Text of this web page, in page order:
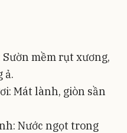
mềm rụt xương,
ả.
Mát lành, giòn sần
Nước ngọt trong